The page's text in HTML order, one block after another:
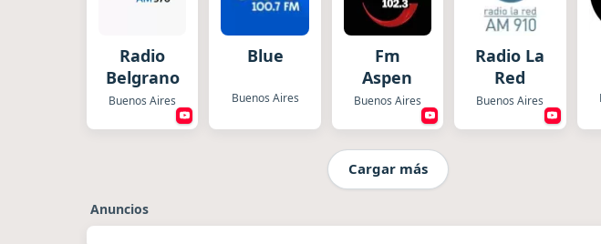
Radio
Belgrano
Buenos Aires
Blue
Buenos Aires
Fm
Aspen
Buenos Aires
Radio La
Red
Buenos Aires
Cargar más
Anuncios